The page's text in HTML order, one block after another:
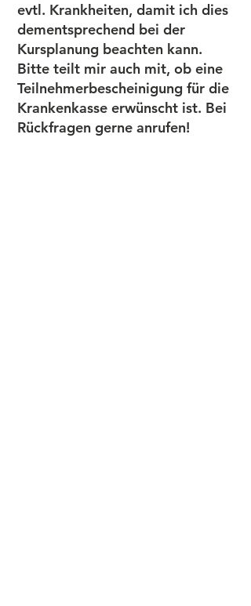
evtl. Krankheiten, damit ich dies
dementsprechend bei der
Kursplanung beachten kann.
Bitte teilt mir auch mit, ob eine
Teilnehmerbescheinigung für die
Krankenkasse erwünscht ist. Bei
Rückfragen gerne anrufen!